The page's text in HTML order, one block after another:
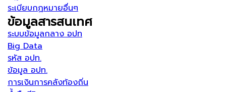
ระเบียบกฏหมายอื่นๆ
ข้อมูลสารสนเทศ
ระบบข้อมูลกลาง อปท
Big Data
รหัส อปท.
ข้อมูล อปท.
การเงินการคลังท้องถิ่น